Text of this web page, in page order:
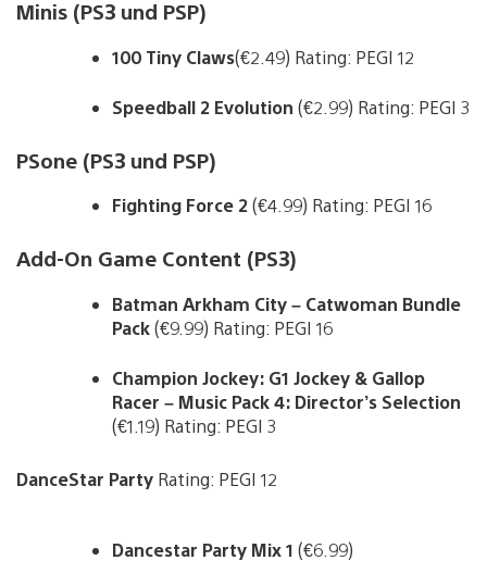
Minis (PS3 und PSP)
100 Tiny Claws(€2.49) Rating: PEGI 12
Speedball 2 Evolution (€2.99) Rating: PEGI 3
PSone (PS3 und PSP)
Fighting Force 2(€4.99) Rating: PEGI 16
Add-On Game Content (PS3)
Batman Arkham City – Catwoman Bundle
Pack(€9.99) Rating: PEGI 16
Champion Jockey: G1 Jockey & Gallop
Racer – Music Pack 4: Director’s Selection
(€1.19) Rating: PEGI 3
DanceStar Party Rating: PEGI 12
Dancestar Party Mix 1 (€6.99)